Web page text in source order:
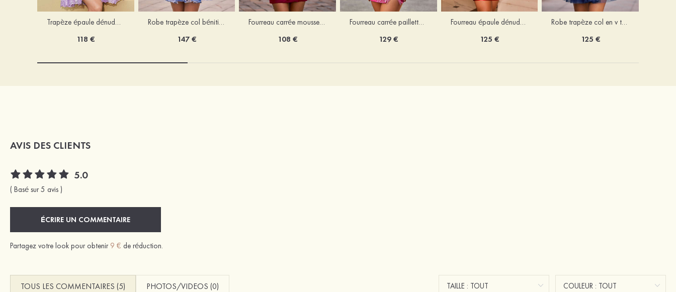
Trapèze épaule dénudée tulle courte/mini robe de fête de la rentrée avec paillettes
118 €
Robe trapèze col bénitier mousseline courte/mini robe de fête de la rentrée avec appliqué
147 €
Fourreau carrée mousseline courte/mini robe de fête de la rentré avec volants
108 €
Fourreau carrée paillettes courte/mini robe de fête de la rentrée
129 €
Fourreau épaule dénudée soie comme du satin courte/mini robe de fête de la rentrée
125 €
Robe trapèze col en v tulle courte/mini robe de fête de la rentrée avec poches paillettes
125 €
AVIS DES CLIENTS
5.0
( Basé sur 5 avis )
ÉCRIRE UN COMMENTAIRE
Partagez votre look pour obtenir 9 € de réduction.
TOUS LES COMMENTAIRES (5) PHOTOS/VIDEOS (0)